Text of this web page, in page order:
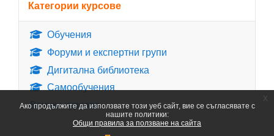
Ако продължите да използвате този уеб сайт, вие се съгласявате с
нашите политики:
Общи правила за ползване на сайта
Категории курсове
Обучения
Форуми и експертни групи
Дигитална библиотека
Самообучения
Всички курсове...